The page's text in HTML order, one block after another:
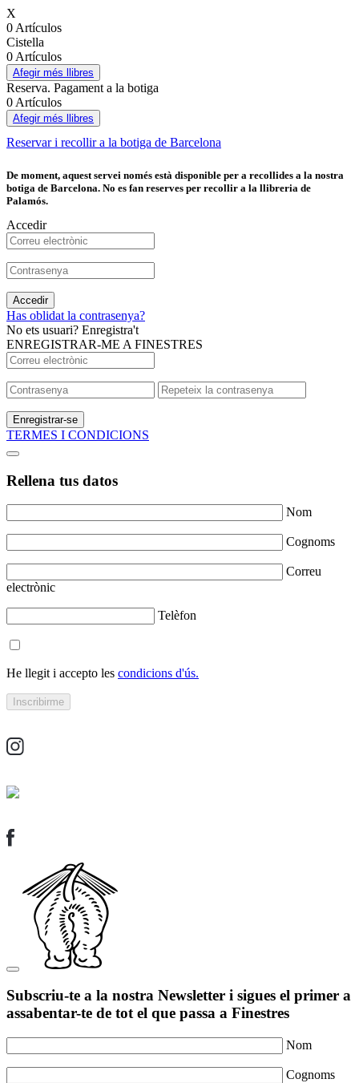
X
0 Artículos
Cistella
0 Artículos
Afegir més llibres
Reserva. Pagament a la botiga
0 Artículos
Afegir més llibres
Reservar i recollir a la botiga de Barcelona
De moment, aquest servei només està disponible per a recollides a la nostra
botiga de Barcelona. No es fan reserves per recollir a la llibreria de
Palamós.
Accedir
Accedir
Has oblidat la contrasenya?
No ets usuari? Enregistra't
ENREGISTRAR-ME A FINESTRES
Enregistrar-se
TERMES I CONDICIONS
Rellena tus datos
Nom
Cognoms
Correu
electrònic
Telèfon
He llegit i accepto les condicions d'ús.
Subscriu-te a la nostra Newsletter i sigues el primer a
assabentar-te de tot el que passa a Finestres
Nom
Cognoms